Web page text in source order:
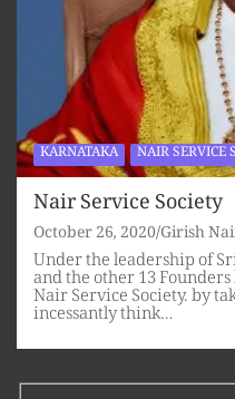
KARNATAKA NAIR SERVICE
Nair Service Society
October 26, 2020 Girish
Under the leadership of
and the other 13
Nair Service Society. by
incessantly think…